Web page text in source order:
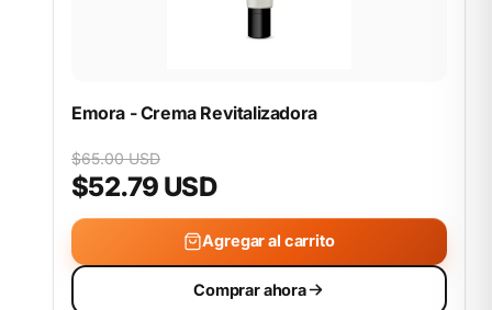
Emora - Crema Revitalizadora
$65.00 USD
$52.79 USD
Agregar al carrito
Comprar ahora